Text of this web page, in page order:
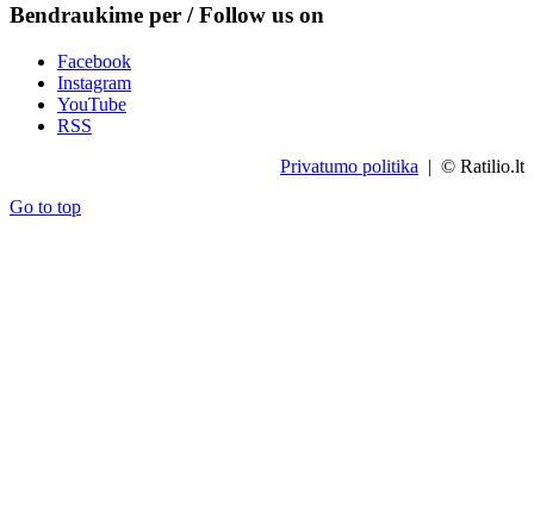
Bendraukime per / Follow us on
Facebook
Instagram
YouTube
RSS
Privatumo politika | © Ratilio.lt
Go to top